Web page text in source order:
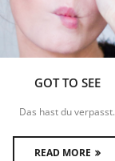
GOT TO SEE
Das hast du verpasst.
READ MORE